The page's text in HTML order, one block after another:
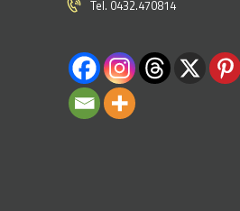
Tel. 0432.470814